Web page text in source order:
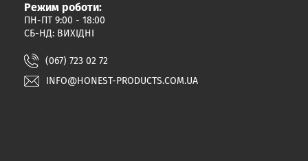
ДОГОВІР ПУБЛІЧНОЇ ОФЕРТИ
ПОЛІТИКА КОНФІДЕНЦІЙНОСТІ
ПРОГРАМА ЛОЯЛЬНОСТІ
ПРАВИЛА ТА УМОВИ ПРОГРАМИ ЛОЯЛЬНОСТІ
Режим роботи:
ПН-ПТ 9:00 - 18:00
СБ-НД: ВИХІДНІ
(067) 723 02 72
INFO@HONEST-PRODUCTS.COM.UA
Ми використовуємо файли cookie.